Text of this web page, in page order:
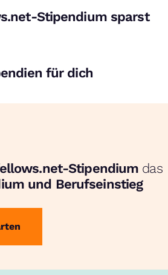
Stipendium sparst
für dich
Stipendium das
und Berufseinstieg